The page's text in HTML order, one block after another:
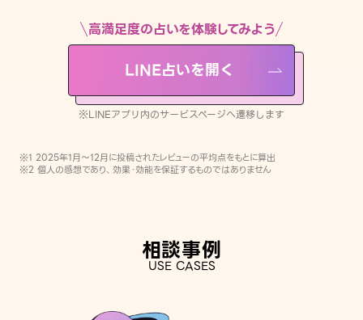
※LINEアプリ内のサービスページへ遷移します
高満足度の占いを体験してみよう
LINE占いを開く
※LINEアプリ内のサービスページへ遷移します
※1 2025年1月〜12月に投稿されたレビューの平均点をもとに算出
※2 個人の感想であり、効果・効能を保証するものではありません
相談事例
USE CASES